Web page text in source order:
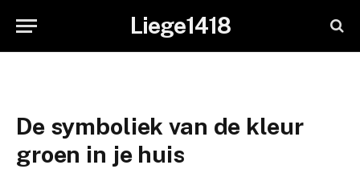
Liege1418
De symboliek van de kleur
groen in je huis